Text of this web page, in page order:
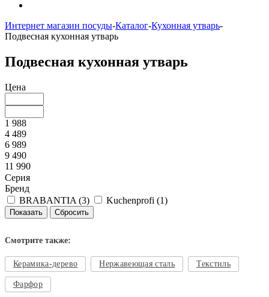
Интернет магазин посуды-Каталог-Кухонная утварь-
Подвесная кухонная утварь
Подвесная кухонная утварь
Цена
1 988
4 489
6 989
9 490
11 990
Серия
Бренд
BRABANTIA (3) Kuchenprofi (1)
Смотрите также:
Керамика-дерево Нержавеющая сталь Текстиль
Фарфор